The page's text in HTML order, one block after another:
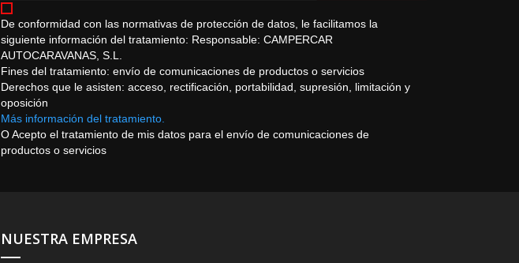
De conformidad con las normativas de protección de datos, le facilitamos la
siguiente información del tratamiento: Responsable: CAMPERCAR
AUTOCARAVANAS, S.L.
Fines del tratamiento: envío de comunicaciones de productos o servicios
Derechos que le asisten: acceso, rectificación, portabilidad, supresión, limitación y
oposición
Más información del tratamiento.
O Acepto el tratamiento de mis datos para el envío de comunicaciones de
productos o servicios
NUESTRA EMPRESA